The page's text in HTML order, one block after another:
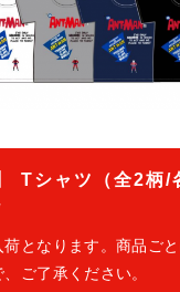
】 Tシャツ（全2
となります。商品ご
ご了承ください。